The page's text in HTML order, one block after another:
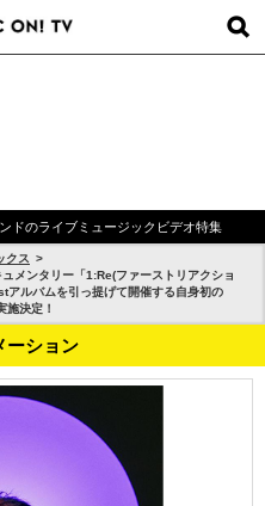
ドのライブミュージックビデオ特集
クス
メンタリー「1:Re(ファーストリアクショ
アルバムを引っ提げて開催する自身初の
施決定！
ーション